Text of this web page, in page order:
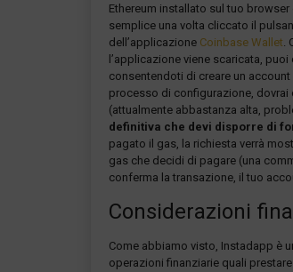
Ethereum installato sul tuo
semplice una volta cliccato il
dell’applicazione Coinbase Wallet.
l’applicazione viene scaricata,
consentendoti di creare un account
processo di configurazione,
(attualmente abbastanza alta,
definitiva che devi disporre di
pagato il gas, la richiesta verrà
gas che decidi di pagare (una
conferma la transazione, il tuo
Considerazioni
Come abbiamo visto, Instadapp è
operazioni finanziarie quali